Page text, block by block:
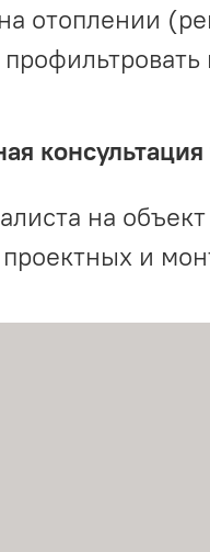
отоплении
на
и